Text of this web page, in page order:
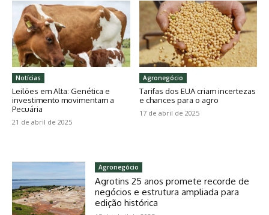
Notícias
Leilões em Alta: Genética e
investimento movimentam a
Pecuária
21 de abril de 2025
Agronegócio
Tarifas dos EUA criam incertezas
e chances para o agro
17 de abril de 2025
Agronegócio
Agrotins 25 anos promete recorde de
negócios e estrutura ampliada para
edição histórica